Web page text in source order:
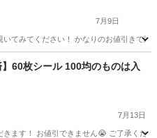
7月9日
てみてください！ かなりのお値引きで
】60枚シール 100均のものは入
7月13日
ます！ お値引できません😭 ご了承くだ